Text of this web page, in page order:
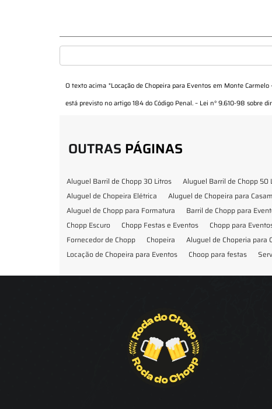
O texto acima "Locação de Chopeira para Eventos em Monte
está previsto no artigo 184 do Código Penal. – Lei n° 9.610-98 sobre
OUTRAS PÁGINAS
Aluguel Barril de Chopp 30 Litros Aluguel Barril de Chopp 50
Aluguel de Chopeira Elétrica
Aluguel de Chopeira para
Aluguel de Chopp para Formatura
Barril de Chopp para
Chopp Escuro
Chopp Festas e Eventos Chopp para
Fornecedor de Chopp
Chopeira Aluguel de Choperia para
Locação de Chopeira para Eventos
Choop para festas